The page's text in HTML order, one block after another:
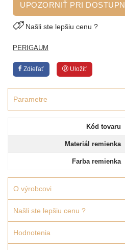
UPOZORNIŤ PRI
Našli ste lepšiu cenu ?
PERIGAUM
Zdieľať Uložiť
Parametre
Kód tovaru
Materiál remienka
Farba remienka
O výrobcovi
Našli ste lepšiu cenu ?
Hodnotenia